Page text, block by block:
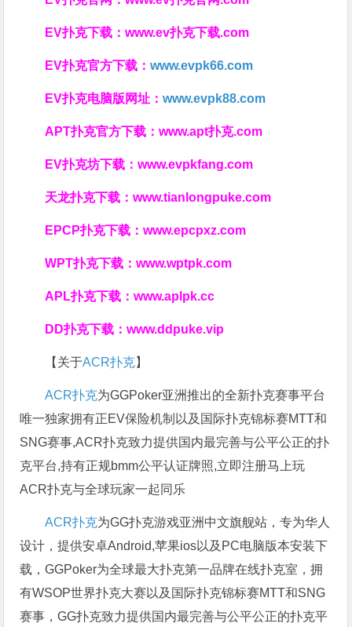
EV扑克下载：www.ev扑克下载.com
EV扑克官方下载：www.evpk66.com
EV扑克电脑版网址：www.evpk88.com
APT扑克官方下载：www.apt扑克.com
EV扑克坊下载：www.evpkfang.com
天龙扑克下载：www.tianlongpuke.com
EPCP扑克下载：www.epcpxz.com
WPT扑克下载：www.wptpk.com
APL扑克下载：www.aplpk.cc
DD扑克下载：www.ddpuke.vip
【关于ACR扑克】
ACR扑克为GGPoker亚洲推出的全新扑克赛事平台
唯一独家拥有正EV保险机制以及国际扑克锦标赛MTT和
SNG赛事,ACR扑克致力提供国内最完善与公平公正的扑
克平台,持有正规bmm公平认证牌照,立即注册马上玩
ACR扑克与全球玩家一起同乐
ACR扑克为GG扑克游戏亚洲中文旗舰站，专为华人
设计，提供安卓Android,苹果ios以及PC电脑版本安装下
载，GGPoker为全球最大扑克第一品牌在线扑克室，拥
有WSOP世界扑克大赛以及国际扑克锦标赛MTT和SNG
赛事，GG扑克致力提供国内最完善与公平公正的扑克平